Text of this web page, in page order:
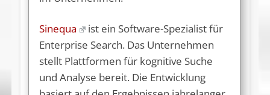
Sinequa
ist ein Software-Spezialist für
Enterprise Search. Das Unternehmen
stellt Plattformen für kognitive Suche
und Analyse bereit. Die Entwicklung